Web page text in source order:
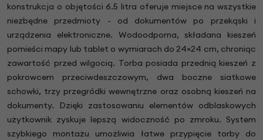
konstrukcja o objętości 6.5 litra oferuje miejsce na wszystkie
niezbędne przedmioty - od dokumentów po przekąski i
urządzenia elektroniczne. Wodoodporna, składana kieszeń
pomieści mapy lub tablet o wymiarach do 24×24 cm, chroniąc
zawartość przed wilgocią. Torba posiada przednią kieszeń z
pokrowcem przeciwdeszczowym, dwa boczne siatkowe
schowki, trzy przegródki wewnętrzne oraz osobną kieszeń na
dokumenty. Dzięki zastosowaniu elementów odblaskowych
użytkownik zyskuje lepszą widoczność po zmroku. System
szybkiego montażu umożliwia łatwe przypięcie torby do